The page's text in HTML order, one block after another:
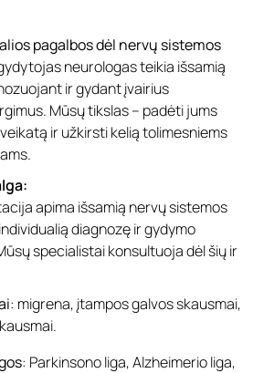
pagalbos dėl nervų sistemos
neurologas teikia išsamią
ir gydant įvairius
Mūsų tikslas – padėti jums
ir užkirsti kelią tolimesniems
apima išsamią nervų sistemos
diagnozę ir gydymo
specialistai konsultuoja dėl šių ir
: migrena, įtampos galvos skausmai,
: Parkinsono liga, Alzheimerio liga,